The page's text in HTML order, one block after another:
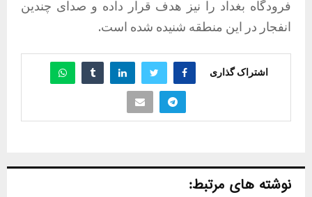
فرودگاه بغداد را نیز هدف قرار داده و صدای چندین
انفجار در این منطقه شنیده شده است.
اشتراک گذاری
نوشته های مرتبط: